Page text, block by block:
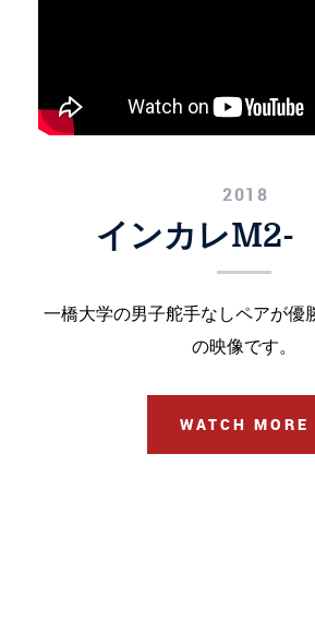
2018
インカレ
一橋大学の男子舵手なしペアが優
の映像です。
WATCH MORE